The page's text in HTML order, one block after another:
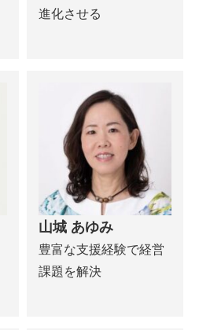
進化させる
山城 あゆみ
豊富な支援経験で経営
課題を解決